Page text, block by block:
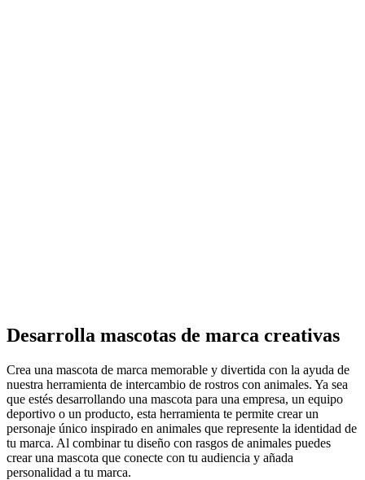
Desarrolla mascotas de marca creativas
Crea una mascota de marca memorable y divertida con la ayuda de
nuestra herramienta de intercambio de rostros con animales. Ya sea
que estés desarrollando una mascota para una empresa, un equipo
deportivo o un producto, esta herramienta te permite crear un
personaje único inspirado en animales que represente la identidad de
tu marca. Al combinar tu diseño con rasgos de animales puedes
crear una mascota que conecte con tu audiencia y añada
personalidad a tu marca.